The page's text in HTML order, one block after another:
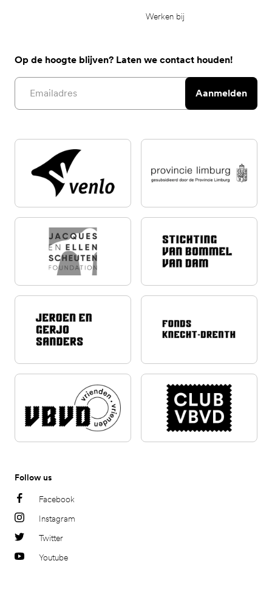
Werken bij
Op de hoogte blijven? Laten we contact houden!
Email address
Aanmelden
Follow us
Facebook
Instagram
Twitter
Youtube